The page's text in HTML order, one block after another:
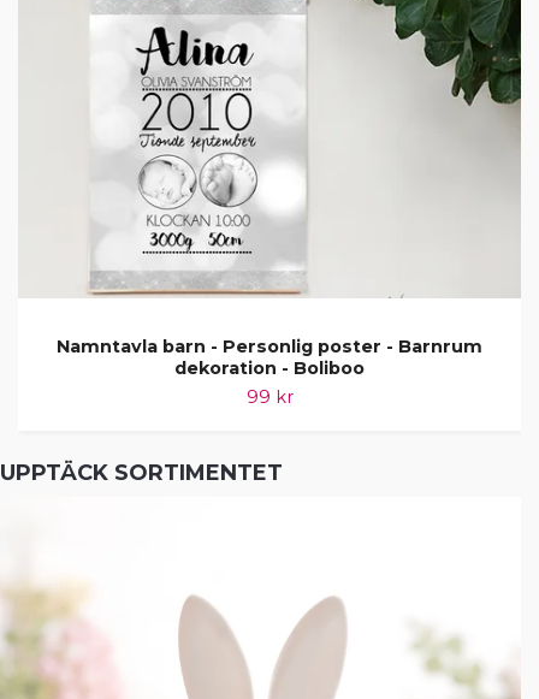
UPPTÄCK SORTIMENTET
Namntavla barn - Personlig poster - Barnrum
dekoration - Boliboo
99 kr